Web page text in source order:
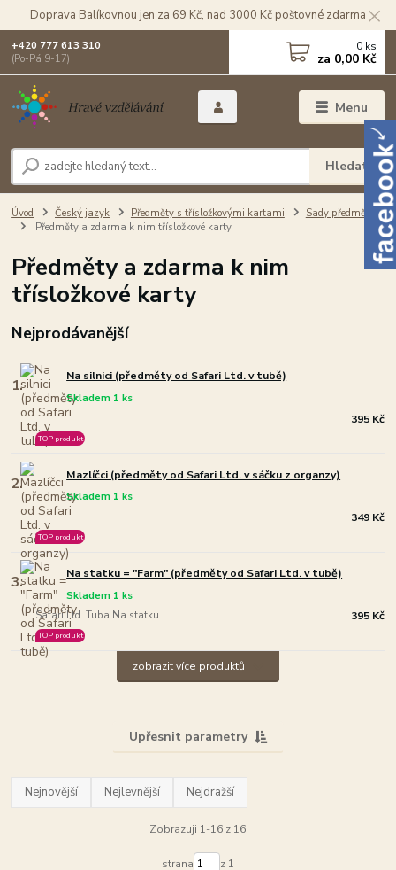
Doprava Balíkovnou jen za 69 Kč, nad 3000 Kč poštovné zdarma
Menu
Hledat
+420 777 613 310
(Po-Pá 9-17)
0 ks
za 0,00 Kč
Úvod Český jazyk Předměty s třísložkovými kartami
Sady předmětů
Předměty a zdarma k nim třísložkové karty
Předměty a zdarma k nim
třísložkové karty
Nejprodávanější
1. Na silnici (předměty od Safari Ltd. v tubě)
Skladem 1 ks
TOP produkt
395 Kč
2. Mazlíčci (předměty od Safari Ltd. v sáčku z organzy)
Skladem 1 ks
TOP produkt
349 Kč
3. Na statku = "Farm" (předměty od Safari Ltd. v tubě)
Safari Ltd. Tuba Na statku
Skladem 1 ks
TOP produkt
395 Kč
zobrazit více produktů
Upřesnit parametry
Nejnovější Nejlevnější Nejdražší
Zobrazuji 1-16 z 16
strana z 1